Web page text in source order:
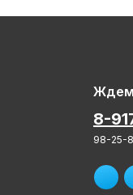
98-25-
8-
Ждем